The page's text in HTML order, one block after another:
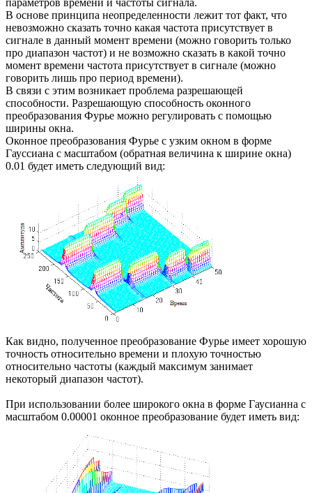
параметров времени и частоты сигнала.
В основе принципа неопределенности лежит тот факт, что
невозможно сказать точно какая частота присутствует в
сигнале в данный момент времени (можно говорить только
про диапазон частот) и не возможно сказать в какой точно
момент времени частота присутствует в сигнале (можно
говорить лишь про период времени).
В связи с этим возникает проблема разрешающей
способности. Разрешающую способность оконного
преобразования Фурье можно регулировать с помощью
ширины окна.
Оконное преобразования Фурье с узким окном в форме
Гауссиана с масштабом (обратная величина к ширине окна)
0.01 будет иметь следующий вид:
Как видно, полученное преобразование Фурье имеет хорошую
точность относительно времени и плохую точностью
относительно частоты (каждый максимум занимает
некоторый диапазон частот).
При использовании более широкого окна в форме Гаусианна с
масштабом 0.00001 оконное преобразование будет иметь вид: